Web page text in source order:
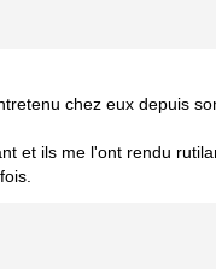
chez eux depuis
et ils me l'ont rendu